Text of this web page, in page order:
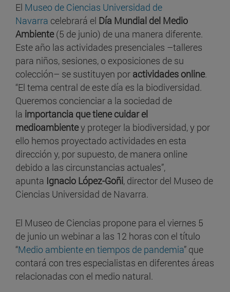
El Museo de Ciencias Universidad de
Navarra celebrará el Día Mundial del Medio
Ambiente(5 de junio) de una manera diferente.
Este año las actividades presenciales –talleres
para niños, sesiones, o exposiciones de su
colección– se sustituyen por actividades online.
“El tema central de este día es la biodiversidad.
Queremos concienciar a la sociedad de
la importancia que tiene cuidar el
medioambientey proteger la biodiversidad, y por
ello hemos proyectado actividades en esta
dirección y, por supuesto, de manera online
debido a las circunstancias actuales”,
apunta Ignacio López-Goñi, director del Museo de
Ciencias Universidad de Navarra.
El Museo de Ciencias propone para el viernes 5
de junio un webinar a las 12 horas con el título
“Medio ambiente en tiempos de pandemia” que
contará con tres especialistas en diferentes áreas
relacionadas con el medio natural.